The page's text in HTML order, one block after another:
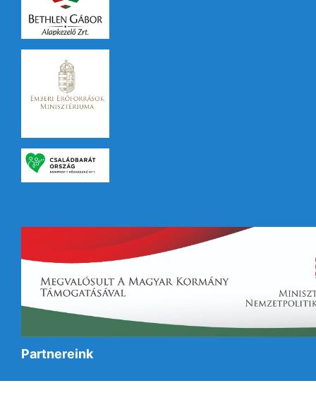
Partnereink